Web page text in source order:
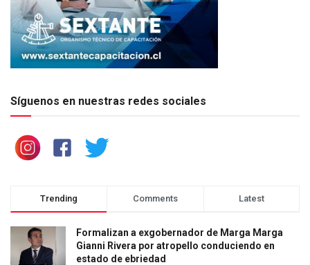
Síguenos en nuestras redes sociales
Trending Comments Latest
Formalizan a exgobernador de Marga Marga
Gianni Rivera por atropello conduciendo en
estado de ebriedad